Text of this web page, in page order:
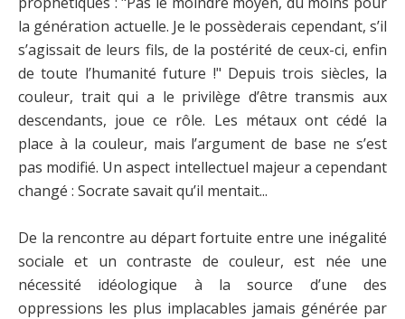
la génération actuelle. Je le possèderais cependant, s’il
s’agissait de leurs fils, de la postérité de ceux-ci, enfin
de toute l’humanité future !" Depuis trois siècles, la
couleur, trait qui a le privilège d’être transmis aux
descendants, joue ce rôle. Les métaux ont cédé la
place à la couleur, mais l’argument de base ne s’est
pas modifié. Un aspect intellectuel majeur a cependant
changé : Socrate savait qu’il mentait...
De la rencontre au départ fortuite entre une inégalité
sociale et un contraste de couleur, est née une
nécessité idéologique à la source d’une des
oppressions les plus implacables jamais générée par